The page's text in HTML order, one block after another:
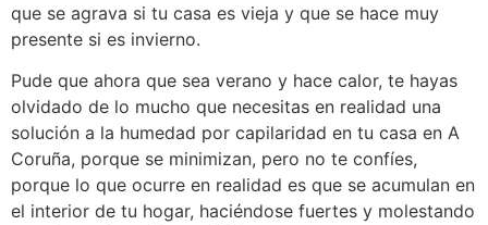
que se agrava si tu casa es vieja y que se hace muy
presente si es invierno.
Pude que ahora que sea verano y hace calor, te hayas
olvidado de lo mucho que necesitas en realidad una
solución a la humedad por capilaridad en tu casa en A
Coruña, porque se minimizan, pero no te confíes,
porque lo que ocurre en realidad es que se acumulan en
el interior de tu hogar, haciéndose fuertes y molestando